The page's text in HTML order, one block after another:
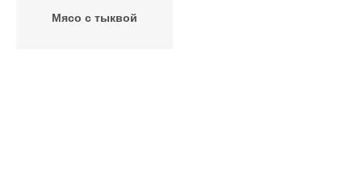
Мясо с тыквой